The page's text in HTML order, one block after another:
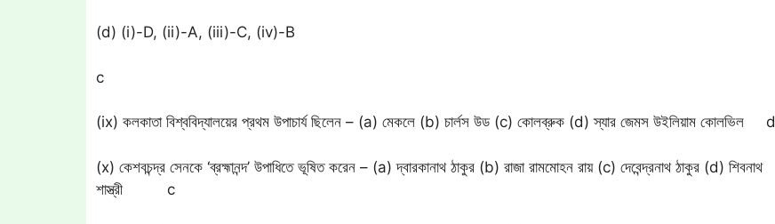
(d) (i)-D, (ii)-A, (iii)-C, (iv)-B
c
(ix) কলকাতা বিশ্ববিদ্যালয়ের প্রথম উপাচার্য ছিলেন – (a) মেকলে (b) চার্লস উড (c) কোলব্রুক (d) স্যার জেমস উইলিয়াম কোলভিল d
(x) কেশবচন্দ্র সেনকে ‘ব্রহ্মানন্দ’ উপাধিতে ভূষিত করেন – (a) দ্বারকানাথ ঠাকুর (b) রাজা রামমোহন রায় (c) দেবেন্দ্রনাথ ঠাকুর (d) শিবনাথ
শাস্ত্রী c